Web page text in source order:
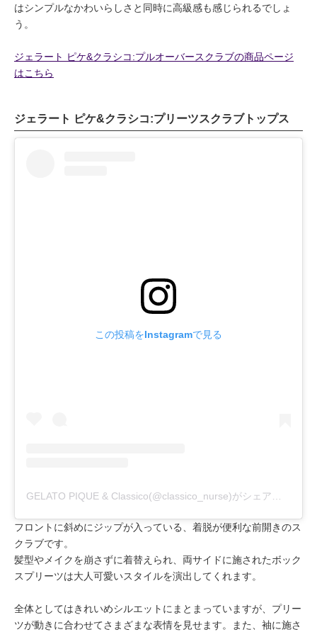
はシンプルなかわいらしさと同時に高級感も感じられるでしょ
う。
ジェラート ピケ&クラシコ:プルオーバースクラブの商品ページ
はこちら
ジェラート ピケ&クラシコ:プリーツスクラブトップス
この投稿をInstagramで見る
GELATO PIQUE & Classico(@classico_nurse)がシェアした投稿
フロントに斜めにジップが入っている、着脱が便利な前開きのス
クラブです。
髪型やメイクを崩さずに着替えられ、両サイドに施されたボック
スプリーツは大人可愛いスタイルを演出してくれます。
全体としてはきれいめシルエットにまとまっていますが、プリー
ツが動きに合わせてさまざまな表情を見せます。また、袖に施さ